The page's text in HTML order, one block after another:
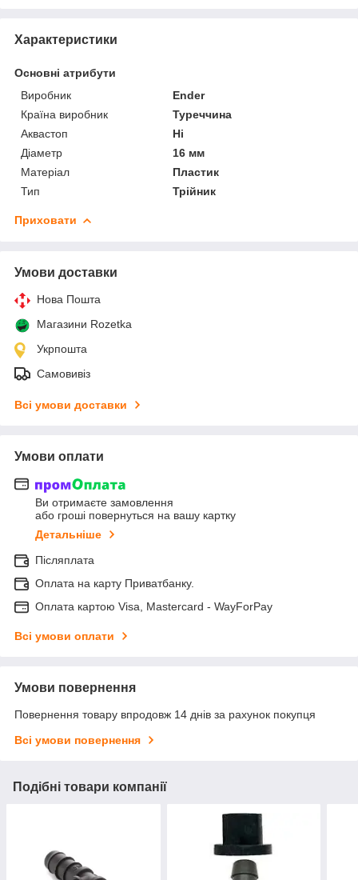
Характеристики
Основні атрибути
Виробник
Ender
Країна виробник
Туреччина
Аквастоп
Ні
Діаметр
16 мм
Матеріал
Пластик
Тип
Трійник
Приховати
Умови доставки
Нова Пошта
Магазини Rozetka
Укрпошта
Самовивіз
Всі умови доставки
Умови оплати
Ви отримаєте замовлення
або гроші повернуться на вашу картку
Детальніше
Післяплата
Оплата на карту Приватбанку.
Оплата картою Visa, Mastercard - WayForPay
Всі умови оплати
Умови повернення
Повернення товару впродовж 14 днів за рахунок покупця
Всі умови повернення
Подібні товари компанії